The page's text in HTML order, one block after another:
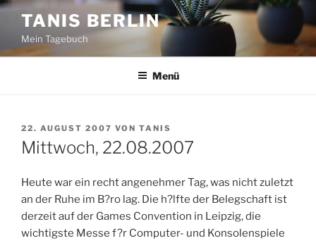
Zum
Inhalt
springen
TANIS BERLIN
Mein Tagebuch
Menü
VERÖFFENTLICHT
AM
22. AUGUST 2007 VON TANIS
Mittwoch, 22.08.2007
Heute war ein recht angenehmer Tag, was nicht zuletzt
an der Ruhe im B?ro lag. Die h?lfte der Belegschaft ist
derzeit auf der Games Convention in Leipzig, die
wichtigste Messe f?r Computer- und Konsolenspiele